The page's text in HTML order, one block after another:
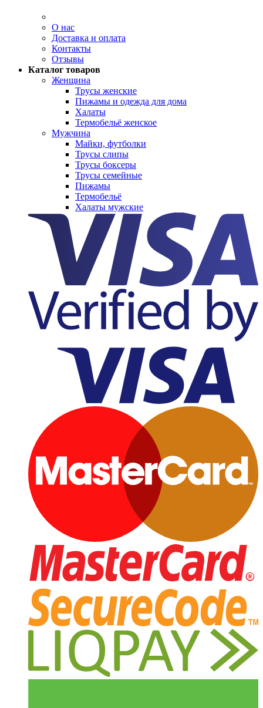
О нас
Доставка и оплата
Контакты
Отзывы
Каталог товаров
Женщина
Трусы женские
Пижамы и одежда для дома
Халаты
Термобельё женское
Мужчина
Майки, футболки
Трусы слипы
Трусы боксеры
Трусы семейные
Пижамы
Термобельё
Халаты мужские